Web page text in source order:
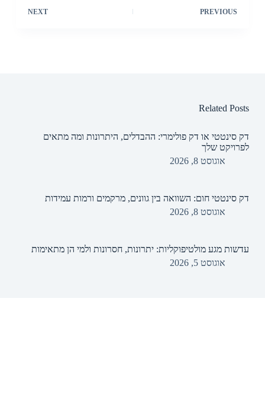
PREVIOUS
NEXT
Related Posts
דק סינטטי או דק פולימרי: ההבדלים, היתרונות ומה מתאים
לפרויקט שלך
אוגוסט 8, 2026
דק סינטטי חום: השוואה בין גוונים, מרקמים ורמות עמידות
אוגוסט 8, 2026
עדשות מגע מולטיפוקליות: יתרונות, חסרונות ולמי הן מתאימות
אוגוסט 5, 2026